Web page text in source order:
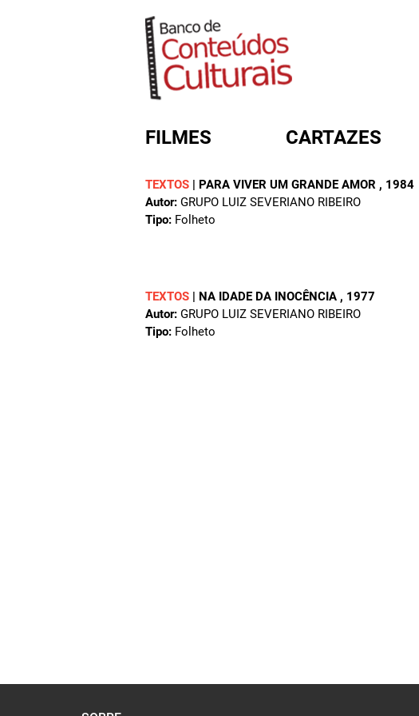
FILMES CARTAZES
TEXTOS | PARA VIVER UM GRANDE AMOR , 1984
Autor: GRUPO LUIZ SEVERIANO RIBEIRO
Tipo: Folheto
TEXTOS | NA IDADE DA INOCÊNCIA , 1977
Autor: GRUPO LUIZ SEVERIANO RIBEIRO
Tipo: Folheto
FORMULÁRIO DE BUSCA